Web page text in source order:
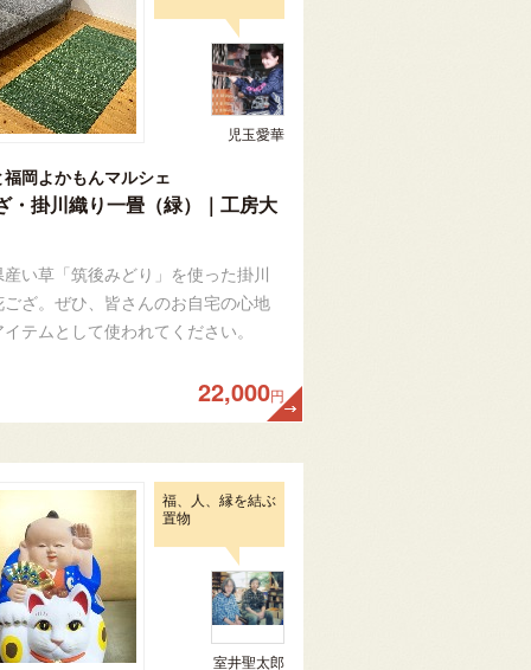
児玉愛華
岡よかもんマルシェ
・掛川織り一畳（緑）｜工房大
い草「筑後みどり」を使った掛川
ざ。ぜひ、皆さんのお自宅の心地
テムとして使われてください。
22,000円
福、人、縁を結ぶ
置物
室井聖太郎